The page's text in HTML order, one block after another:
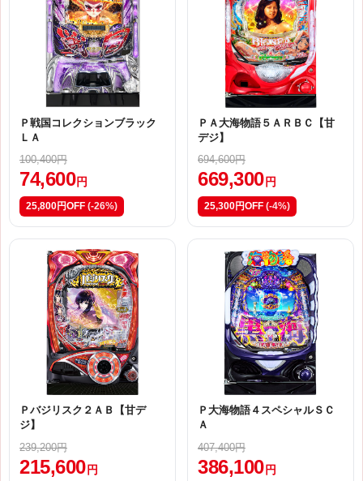
Ｐ戦国コレクションブラック
ＬＡ
100,400円
74,600 円
25,800円OFF (-26%)
ＰＡ大海物語５ＡＲＢＣ【甘
デジ】
694,600円
669,300 円
25,300円OFF (-4%)
Ｐバジリスク２ＡＢ【甘デ
ジ】
239,200円
215,600 円
Ｐ大海物語４スペシャルＳＣ
Ａ
407,400円
386,100 円